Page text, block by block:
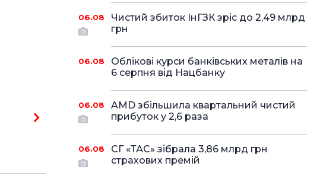
06.08
Чистий збиток ІнГЗК зріс до 2,49 млрд
грн
06.08
Облікові курси банківських металів на
6 серпня від Нацбанку
06.08
AMD збільшила квартальний чистий
прибуток у 2,6 раза
06.08
СГ «ТАС» зібрала 3,86 млрд грн
страхових премій